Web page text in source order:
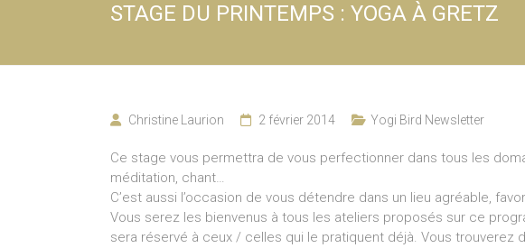
STAGE DU PRINTEMPS : YOGA À GRETZ
Christine Laurion 2 février 2014 Yogi Bird Newsletter
Ce stage vous permettra de vous perfectionner dans tous les
méditation, chant…
C’est aussi l’occasion de vous détendre dans un lieu agréable,
Vous serez les bienvenus à tous les ateliers proposés sur ce
sera réservé à ceux / celles qui le pratiquent déjà. Vous trouverez